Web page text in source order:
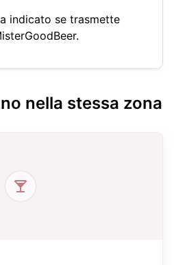
indicato se trasmette
nella stessa zona